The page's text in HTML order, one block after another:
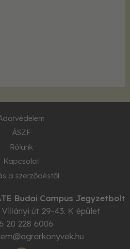
ÁSZF
Rólunk
Kapcsolat
a szerződéstől
Budai Campus Jegyzetbolt
Villányi út 29-43. K épület
20 228 6006